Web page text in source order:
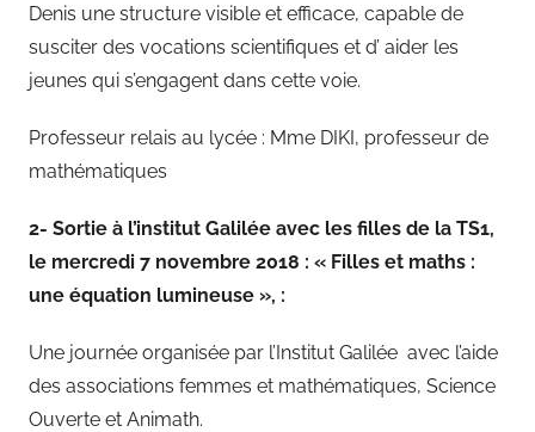
Denis une structure visible et efficace, capable de
susciter des vocations scientifiques et d’ aider les
jeunes qui s’engagent dans cette voie.
Professeur relais au lycée : Mme DIKI, professeur de
mathématiques
2- Sortie à l’institut Galilée avec les filles de la TS1,
le mercredi 7 novembre 2018 : « Filles et maths :
une équation lumineuse », :
Une journée organisée par l’Institut Galilée avec l’aide
des associations femmes et mathématiques, Science
Ouverte et Animath.